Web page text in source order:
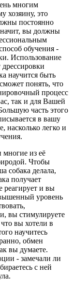
многим
хозяину, это
постоянно
вы должны
обучения -
Использование
дрессировки
научится быть
понять, что
процесс
так и для Вашей
часть этого
в вашу
насколько легко и
многие из её
Чтобы
собака делала,
получает
реагирует и вы
уровень
вы стимулируете
вы хотели в
научитесь
обмен
вы думаете.
- замечали ли
с ней